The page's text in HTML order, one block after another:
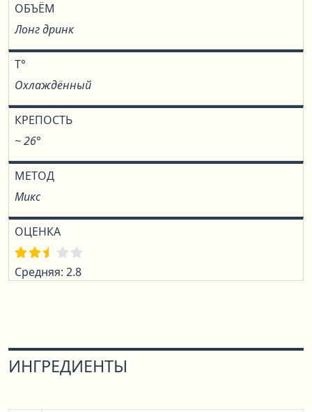
ОБЪЁМ
Лонг дринк
T°
Охлаждённый
КРЕПОСТЬ
~ 26°
МЕТОД
Микс
ОЦЕНКА
Средняя: 2.8
ИНГРЕДИЕНТЫ